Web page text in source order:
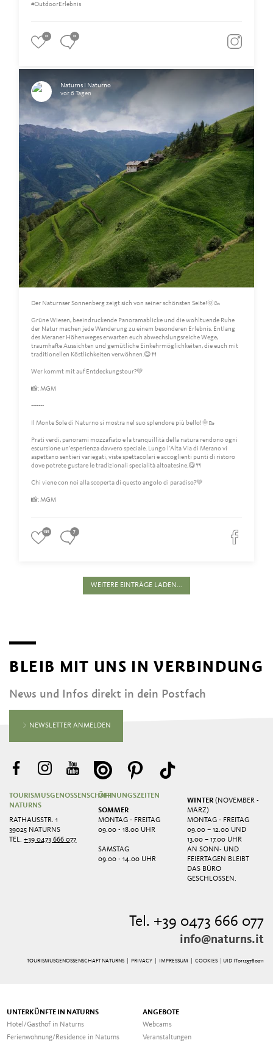
#OutdoorErlebnis
0 0
Naturns I Naturno
vor 6 Tagen
Der Naturnser Sonnenberg zeigt sich von seiner schönsten Seite!🌞🥾
Grüne Wiesen, beeindruckende Panoramablicke und die wohltuende Ruhe
der Natur machen jede Wanderung zu einem besonderen Erlebnis. Entlang
des Meraner Höhenweges erwarten euch abwechslungsreiche Wege,
traumhafte Aussichten und gemütliche Einkehrmöglichkeiten, die euch mit
traditionellen Köstlichkeiten verwöhnen.😋🍴
Wer kommt mit auf Entdeckungstour?💚
📸: MGM
-------
Il Monte Sole di Naturno si mostra nel suo splendore più bello!🌞🥾
Prati verdi, panorami mozzafiato e la tranquillità della natura rendono ogni
escursione un'esperienza davvero speciale. Lungo l'Alta Via di Merano vi
aspettano sentieri variegati, viste spettacolari e accoglienti punti di ristoro
dove potrete gustare le tradizionali specialità altoatesine.😋🍴
Chi viene con noi alla scoperta di questo angolo di paradiso?💚
📸: MGM
181 7
WEITERE EINTRÄGE LADEN...
BLEIB MIT UNS IN VERBINDUNG
News und Infos direkt in dein Postfach
NEWSLETTER ANMELDEN
TOURISMUSGENOSSENSCHAFT
NATURNS
RATHAUSSTR. 1
39025 NATURNS
TEL.+39 0473 666 077
ÖFFNUNGSZEITEN
SOMMER
MONTAG - FREITAG
09.00 - 18.00 UHR
SAMSTAG
09.00 - 14.00 UHR
WINTER(NOVEMBER -
MÄRZ)
MONTAG - FREITAG
09.00 – 12.00 UND
13.00 – 17.00 UHR
AN SONN- UND
FEIERTAGEN BLEIBT
DAS BÜRO
GESCHLOSSEN.
Tel. +39 0473 666 077
info@naturns.it
TOURISMUSGENOSSENSCHAFT NATURNS | PRIVACY| IMPRESSUM| COOKIES | UID IT01125780211
UNTERKÜNFTE IN NATURNS
Hotel/Gasthof in Naturns
Ferienwohnung/Residence in Naturns
ANGEBOTE
Webcams
Veranstaltungen